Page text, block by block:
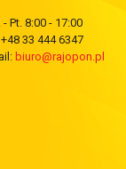
- Pt. 8:00 - 17:00
+48 33 444 6347
biuro@rajopon.pl